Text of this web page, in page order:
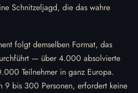
Schnitzeljagd, die das wahre
folgt demselben Format, das
— über 4.000 absolvierte
Teilnehmer in ganz Europa.
9 bis 300 Personen, erfordert keine